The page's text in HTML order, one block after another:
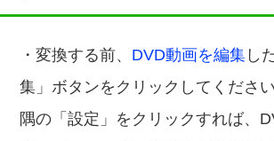
・変換する前、 DVD動画を編集 し
集」ボタンをクリックしてくださ
隅の「設定」をクリックすれば、